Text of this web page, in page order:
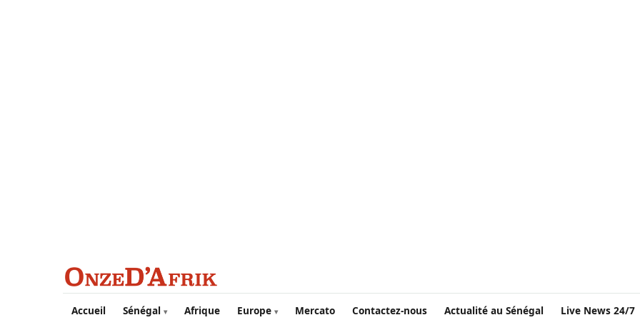
Aller au contenu principal
Accueil Sénégal Afrique Europe Mercato Contactez-nous Actualité au Sénégal Live News 24/7